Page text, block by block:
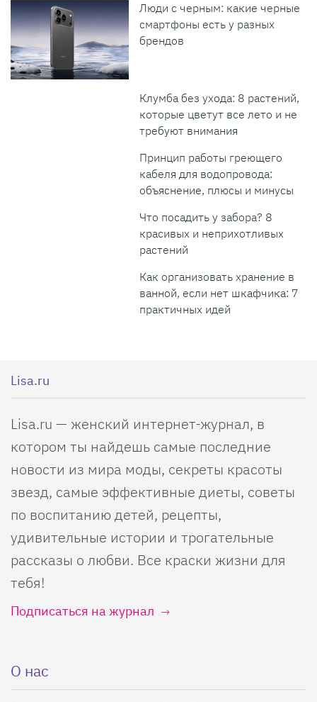
Люди с черным: какие черные
смартфоны есть у разных
брендов
Клумба без ухода: 8 растений,
которые цветут все лето и не
требуют внимания
Принцип работы греющего
кабеля для водопровода:
объяснение, плюсы и минусы
Что посадить у забора? 8
красивых и неприхотливых
растений
Как организовать хранение в
ванной, если нет шкафчика: 7
практичных идей
Lisa.ru
Lisa.ru — женский интернет-журнал, в
котором ты найдешь самые последние
новости из мира моды, секреты красоты
звезд, самые эффективные диеты, советы
по воспитанию детей, рецепты,
удивительные истории и трогательные
рассказы о любви. Все краски жизни для
тебя!
Подписаться на журнал
О нас